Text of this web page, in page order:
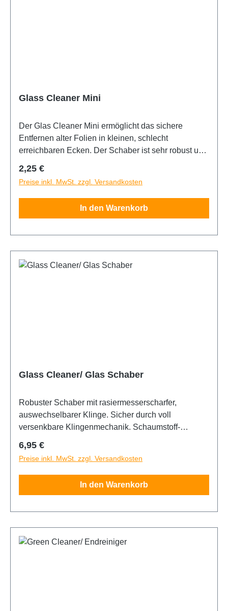
Glass Cleaner Mini
Der Glas Cleaner Mini ermöglicht das sichere
Entfernen alter Folien in kleinen, schlecht
erreichbaren Ecken. Der Schaber ist sehr robust und
überall einsetzbar. Seine sehr scharfe 4cm lange
Klinge entfernt mühelos sämtliche Folien- oder
Klebereste. Die Klinge ist austauschbar.
Regulärer Preis:
2,25 €
Preise inkl. MwSt. zzgl. Versandkosten
In den Warenkorb
Glass Cleaner/ Glas Schaber
Robuster Schaber mit rasiermesserscharfer,
auswechselbarer Klinge. Sicher durch voll
versenkbare Klingenmechanik. Schaumstoff-
integrierten Magnet zusätzlich gesichert. Inklusive
einer Klinge. Ersatzklingen sind ebenfalls bei uns
erhältlich.
Regulärer Preis:
6,95 €
Preise inkl. MwSt. zzgl. Versandkosten
In den Warenkorb